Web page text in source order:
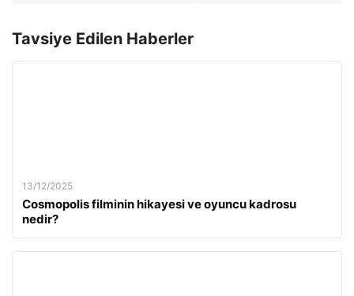
Tavsiye Edilen Haberler
13/12/2025
Cosmopolis filminin hikayesi ve oyuncu kadrosu
nedir?